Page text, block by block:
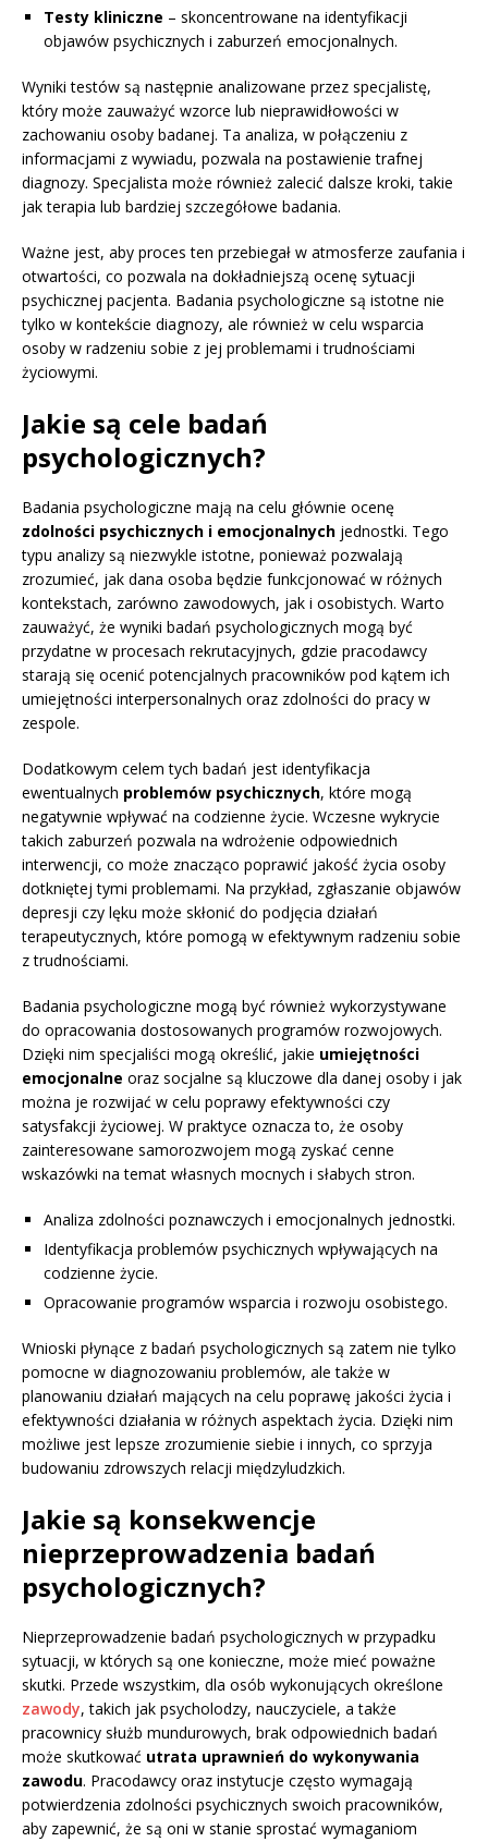
Testy kliniczne – skoncentrowane na identyfikacji
objawów psychicznych i zaburzeń emocjonalnych.
Wyniki testów są następnie analizowane przez specjalistę,
który może zauważyć wzorce lub nieprawidłowości w
zachowaniu osoby badanej. Ta analiza, w połączeniu z
informacjami z wywiadu, pozwala na postawienie trafnej
diagnozy. Specjalista może również zalecić dalsze kroki, takie
jak terapia lub bardziej szczegółowe badania.
Ważne jest, aby proces ten przebiegał w atmosferze zaufania i
otwartości, co pozwala na dokładniejszą ocenę sytuacji
psychicznej pacjenta. Badania psychologiczne są istotne nie
tylko w kontekście diagnozy, ale również w celu wsparcia
osoby w radzeniu sobie z jej problemami i trudnościami
życiowymi.
Jakie są cele badań
psychologicznych?
Badania psychologiczne mają na celu głównie ocenę
zdolności psychicznych i emocjonalnych jednostki. Tego
typu analizy są niezwykle istotne, ponieważ pozwalają
zrozumieć, jak dana osoba będzie funkcjonować w różnych
kontekstach, zarówno zawodowych, jak i osobistych. Warto
zauważyć, że wyniki badań psychologicznych mogą być
przydatne w procesach rekrutacyjnych, gdzie pracodawcy
starają się ocenić potencjalnych pracowników pod kątem ich
umiejętności interpersonalnych oraz zdolności do pracy w
zespole.
Dodatkowym celem tych badań jest identyfikacja
ewentualnych problemów psychicznych, które mogą
negatywnie wpływać na codzienne życie. Wczesne wykrycie
takich zaburzeń pozwala na wdrożenie odpowiednich
interwencji, co może znacząco poprawić jakość życia osoby
dotkniętej tymi problemami. Na przykład, zgłaszanie objawów
depresji czy lęku może skłonić do podjęcia działań
terapeutycznych, które pomogą w efektywnym radzeniu sobie
z trudnościami.
Badania psychologiczne mogą być również wykorzystywane
do opracowania dostosowanych programów rozwojowych.
Dzięki nim specjaliści mogą określić, jakie umiejętności
emocjonalne oraz socjalne są kluczowe dla danej osoby i jak
można je rozwijać w celu poprawy efektywności czy
satysfakcji życiowej. W praktyce oznacza to, że osoby
zainteresowane samorozwojem mogą zyskać cenne
wskazówki na temat własnych mocnych i słabych stron.
Analiza zdolności poznawczych i emocjonalnych jednostki.
Identyfikacja problemów psychicznych wpływających na
codzienne życie.
Opracowanie programów wsparcia i rozwoju osobistego.
Wnioski płynące z badań psychologicznych są zatem nie tylko
pomocne w diagnozowaniu problemów, ale także w
planowaniu działań mających na celu poprawę jakości życia i
efektywności działania w różnych aspektach życia. Dzięki nim
możliwe jest lepsze zrozumienie siebie i innych, co sprzyja
budowaniu zdrowszych relacji międzyludzkich.
Jakie są konsekwencje
nieprzeprowadzenia badań
psychologicznych?
Nieprzeprowadzenie badań psychologicznych w przypadku
sytuacji, w których są one konieczne, może mieć poważne
skutki. Przede wszystkim, dla osób wykonujących określone
zawody, takich jak psycholodzy, nauczyciele, a także
pracownicy służb mundurowych, brak odpowiednich badań
może skutkować utrata uprawnień do wykonywania
zawodu. Pracodawcy oraz instytucje często wymagają
potwierdzenia zdolności psychicznych swoich pracowników,
aby zapewnić, że są oni w stanie sprostać wymaganiom